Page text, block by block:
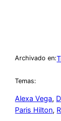
Archivado en:
Temas:
Alexa Vega,
Paris Hilton,